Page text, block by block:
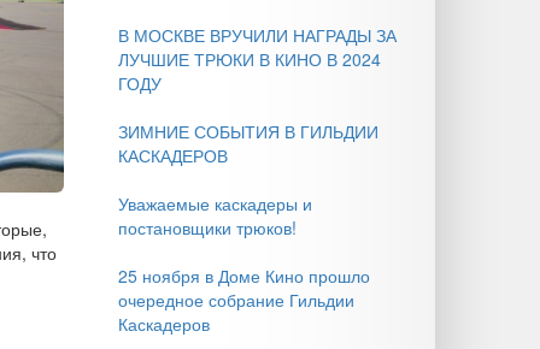
что
В МОСКВЕ ВРУЧИЛИ НАГРАДЫ ЗА
ЛУЧШИЕ ТРЮКИ В КИНО В 2024
ГОДУ
ЗИМНИЕ СОБЫТИЯ В ГИЛЬДИИ
КАСКАДЕРОВ
Уважаемые каскадеры и
постановщики трюков!
25 ноября в Доме Кино прошло
очередное собрание Гильдии
Каскадеров